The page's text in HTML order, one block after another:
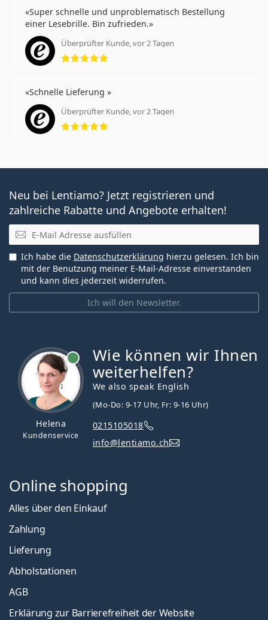
Super schnelle und unproblematisch Bestellung
einer Lesebrille. Bin zufrieden.
Überprüfter Kunde, vor 2 Tagen
Bewertung 5 aus 5
Schnelle Lieferung
Überprüfter Kunde, vor 2 Tagen
Bewertung 5 aus 5
Neu bei Lentiamo? Jetzt registrieren und
zahlreiche Rabatte und Angebote erhalten!
E-Mail
Ich will den Newsletter.
Ich habe die Datenschutzerklärung hierzu gelesen. Ich bin
mit der Benutzung meiner E-Mail-Adresse einverstanden
und kann dies jederzeit widerrufen.
Helena
Kundenservice
Wie können wir Ihnen
weiterhelfen?
We also speak English
(Mo-Do: 9-17 Uhr, Fr: 9-16 Uhr)
0215105018
info@lentiamo.ch
Online shopping
Alles über den Einkauf
Zahlung
Lieferung
Abholstationen
AGB
Erklärung zur Barrierefreiheit der Website